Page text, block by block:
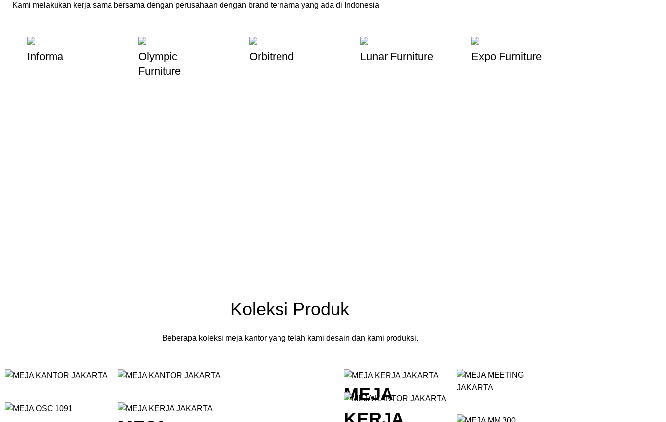
Kami melakukan kerja sama bersama dengan perusahaan dengan brand ternama yang ada di Indonesia
Informa
Olympic
Furniture
Orbitrend Lunar Furniture Expo Furniture
Koleksi Produk
Beberapa koleksi meja kantor yang telah kami desain dan kami produksi.
MEJA